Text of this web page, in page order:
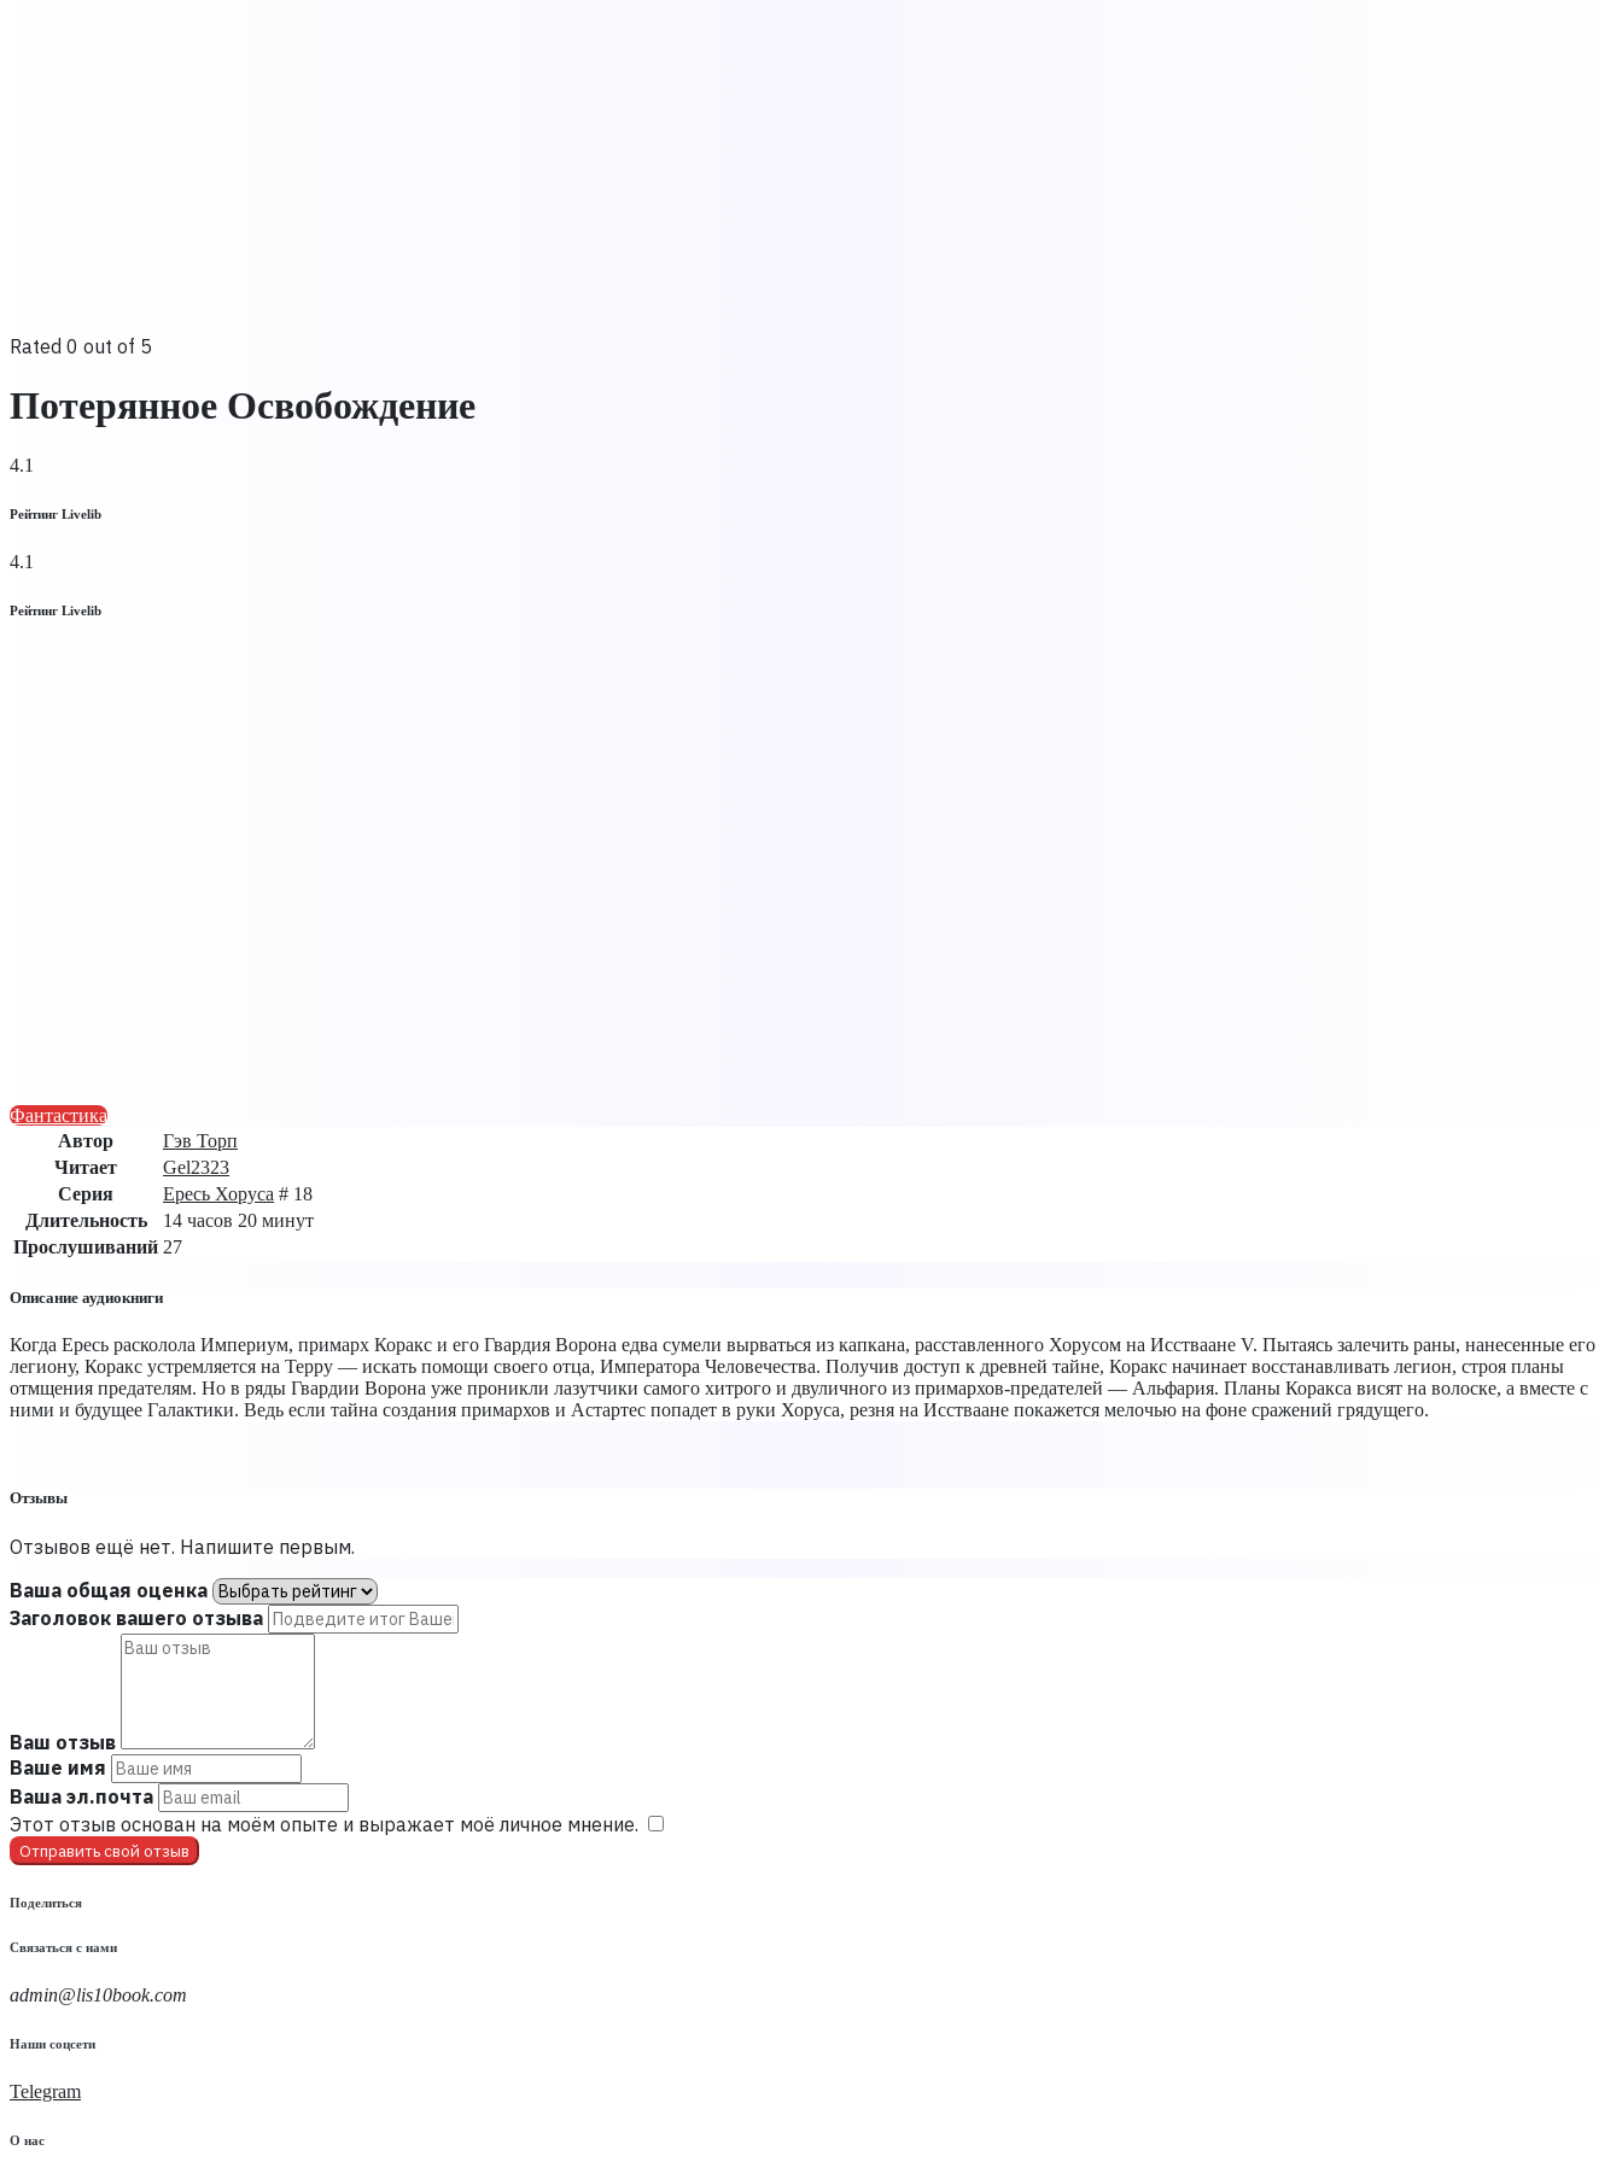
Rated 0 out of 5
Потерянное Освобождение
4.1
Рейтинг Livelib
4.1
Рейтинг Livelib
Фантастика
Автор
Гэв Торп
Читает
Gel2323
Серия
Ересь Хоруса # 18
Длительность
14 часов 20 минут
Прослушиваний 27
Описание аудиокниги
Когда Ересь расколола Империум, примарх Коракс и его Гвардия Ворона едва сумели вырваться из капкана, расставленного Хорусом на Исстваане V. Пытаясь залечить раны, нанесенные его
легиону, Коракс устремляется на Терру — искать помощи своего отца, Императора Человечества. Получив доступ к древней тайне, Коракс начинает восстанавливать легион, строя планы
отмщения предателям. Но в ряды Гвардии Ворона уже проникли лазутчики самого хитрого и двуличного из примархов-предателей — Альфария. Планы Коракса висят на волоске, а вместе с
ними и будущее Галактики. Ведь если тайна создания примархов и Астартес попадет в руки Хоруса, резня на Исстваане покажется мелочью на фоне сражений грядущего.
Отзывы
Отзывов ещё нет. Напишите первым.
Ваша общая оценка
Заголовок вашего отзыва
Ваш отзыв
Ваше имя
Ваша эл.почта
Этот отзыв основан на моём опыте и выражает моё личное мнение.
Отправить свой отзыв
Поделиться
Связаться с нами
admin@lis10book.com
Наши соцсети
Telegram
О нас